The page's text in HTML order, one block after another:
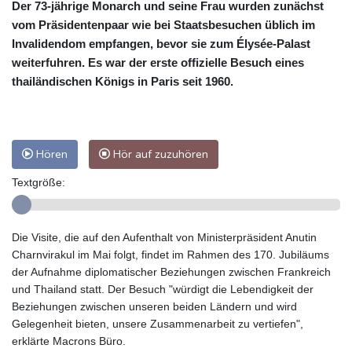
Der 73-jährige Monarch und seine Frau wurden zunächst
vom Präsidentenpaar wie bei Staatsbesuchen üblich im
Invalidendom empfangen, bevor sie zum Élysée-Palast
weiterfuhren. Es war der erste offizielle Besuch eines
thailändischen Königs in Paris seit 1960.
Hören Hör auf zuzuhören
Textgröße:
Die Visite, die auf den Aufenthalt von Ministerpräsident Anutin
Charnvirakul im Mai folgt, findet im Rahmen des 170. Jubiläums
der Aufnahme diplomatischer Beziehungen zwischen Frankreich
und Thailand statt. Der Besuch "würdigt die Lebendigkeit der
Beziehungen zwischen unseren beiden Ländern und wird
Gelegenheit bieten, unsere Zusammenarbeit zu vertiefen",
erklärte Macrons Büro.